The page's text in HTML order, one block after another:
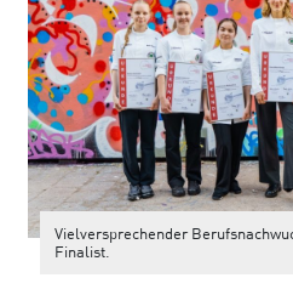
Vielversprechender
Finalist.